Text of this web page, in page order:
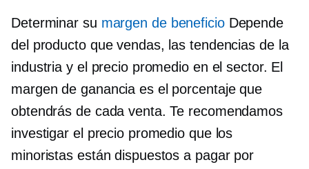
Determinar su margen de beneficioDepende
del producto que vendas, las tendencias de la
industria y el precio promedio en el sector. El
margen de ganancia es el porcentaje que
obtendrás de cada venta. Te recomendamos
investigar el precio promedio que los
minoristas están dispuestos a pagar por